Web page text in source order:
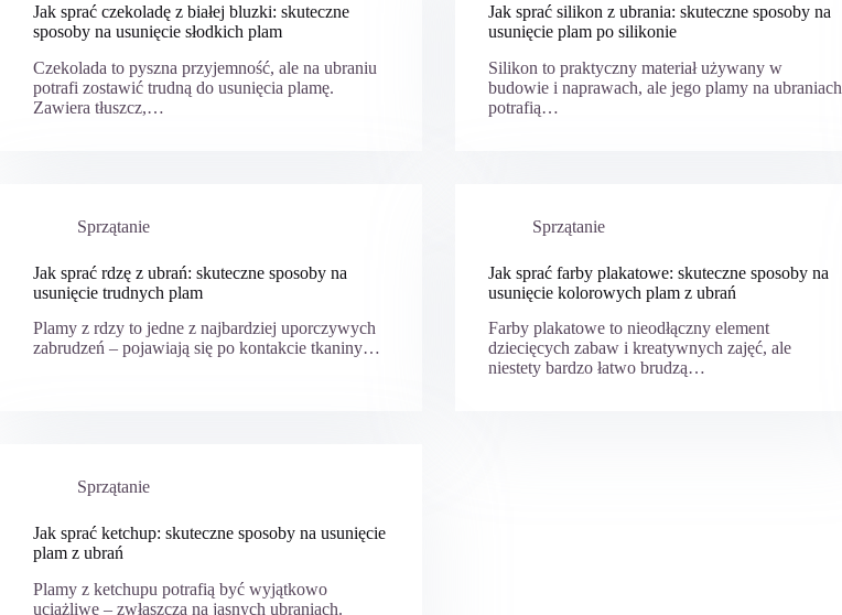
Jak sprać czekoladę z białej bluzki: skuteczne
sposoby na usunięcie słodkich plam
Czekolada to pyszna przyjemność, ale na ubraniu
potrafi zostawić trudną do usunięcia plamę.
Zawiera tłuszcz,…
Jak sprać silikon z ubrania: skuteczne sposoby na
usunięcie plam po silikonie
Silikon to praktyczny materiał używany w
budowie i naprawach, ale jego plamy na ubraniach
potrafią…
Sprzątanie
Jak sprać rdzę z ubrań: skuteczne sposoby na
usunięcie trudnych plam
Plamy z rdzy to jedne z najbardziej uporczywych
zabrudzeń – pojawiają się po kontakcie tkaniny…
Sprzątanie
Jak sprać farby plakatowe: skuteczne sposoby na
usunięcie kolorowych plam z ubrań
Farby plakatowe to nieodłączny element
dziecięcych zabaw i kreatywnych zajęć, ale
niestety bardzo łatwo brudzą…
Sprzątanie
Jak sprać ketchup: skuteczne sposoby na usunięcie
plam z ubrań
Plamy z ketchupu potrafią być wyjątkowo
uciążliwe – zwłaszcza na jasnych ubraniach.